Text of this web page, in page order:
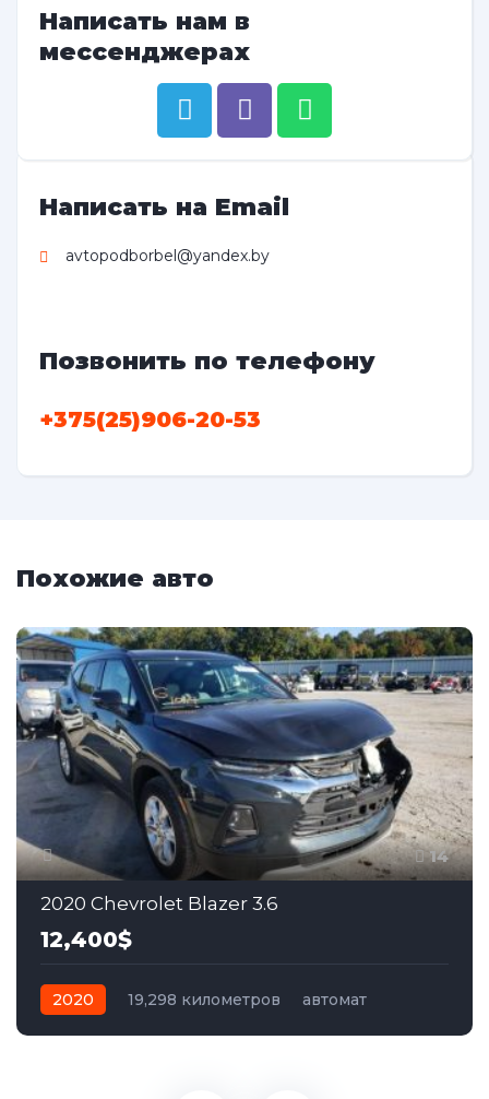
Написать нам в
мессенджерах
Написать на Email
avtopodborbel@yandex.by
Позвонить по телефону
+375(25)906-20-53
Похожие авто
14
2020 Chevrolet Blazer 3.6
12,400$
2020 19,298 километров
автомат